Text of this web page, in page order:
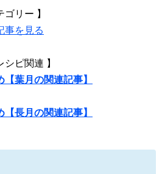
リー 】
事を見る
シピ関連 】
葉月の関連記事】
長月の関連記事】